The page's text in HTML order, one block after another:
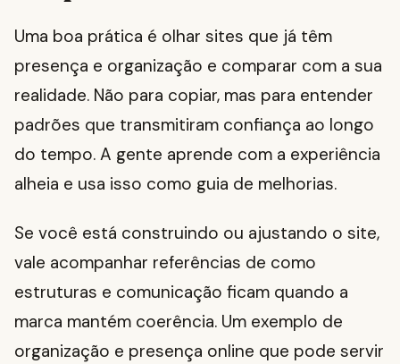
Uma boa prática é olhar sites que já têm
presença e organização e comparar com a sua
realidade. Não para copiar, mas para entender
padrões que transmitiram confiança ao longo
do tempo. A gente aprende com a experiência
alheia e usa isso como guia de melhorias.
Se você está construindo ou ajustando o site,
vale acompanhar referências de como
estruturas e comunicação ficam quando a
marca mantém coerência. Um exemplo de
organização e presença online que pode servir